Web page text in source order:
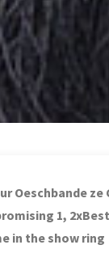
Oeschbande
1,
in the show ring